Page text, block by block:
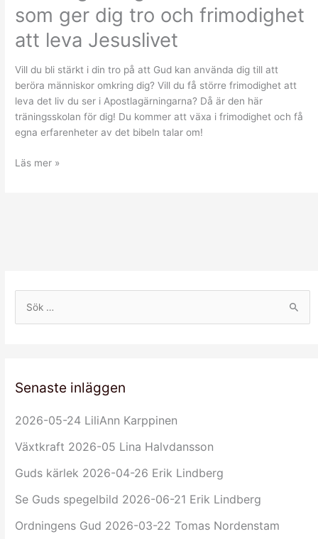
som ger dig tro och frimodighet
att leva Jesuslivet
Vill du bli stärkt i din tro på att Gud kan använda dig till att
beröra människor omkring dig? Vill du få större frimodighet att
leva det liv du ser i Apostlagärningarna? Då är den här
träningsskolan för dig! Du kommer att växa i frimodighet och få
egna erfarenheter av det bibeln talar om!
Läs mer »
f
e
r
Senaste inläggen
2026-05-24 LiliAnn Karppinen
Växtkraft 2026-05 Lina Halvdansson
Guds kärlek 2026-04-26 Erik Lindberg
Se Guds spegelbild 2026-06-21 Erik Lindberg
Ordningens Gud 2026-03-22 Tomas Nordenstam